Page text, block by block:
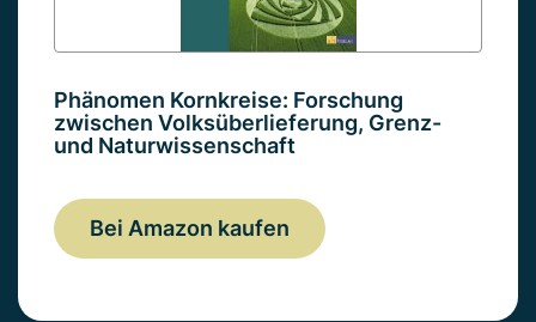
Phänomen Kornkreise: Forschung
zwischen Volksüberlieferung, Grenz-
und Naturwissenschaft
Bei Amazon kaufen